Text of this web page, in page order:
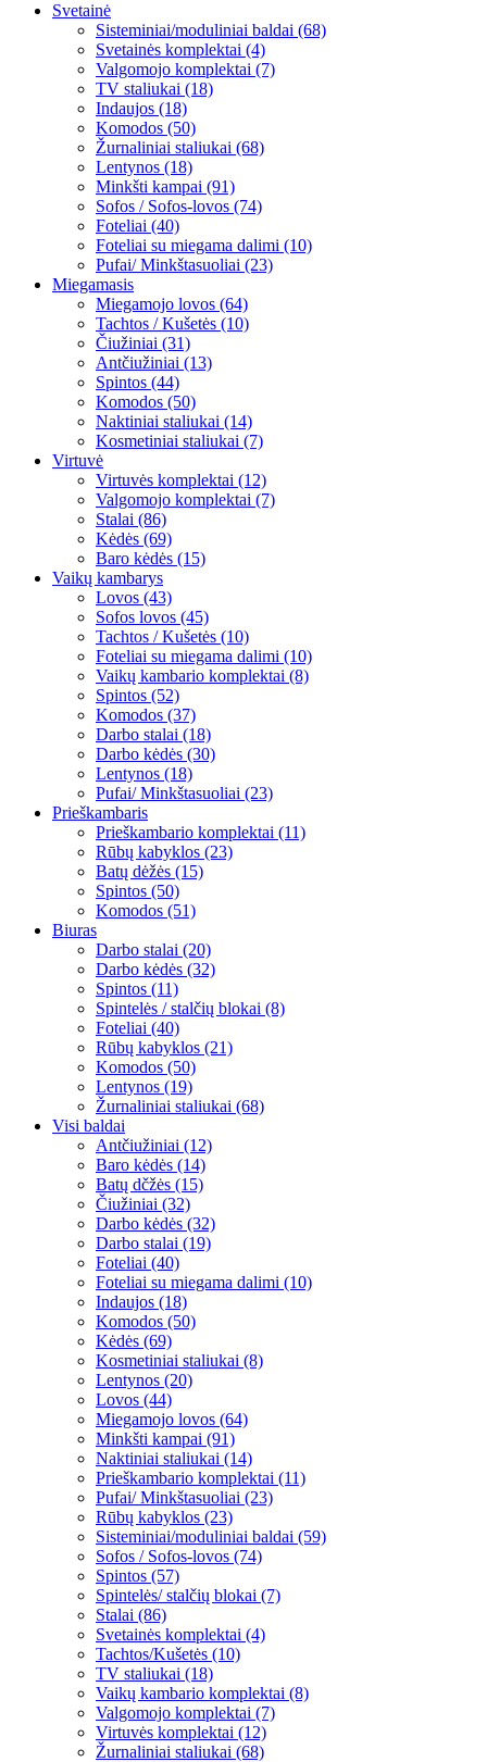
Svetainė
Sisteminiai/moduliniai baldai (68)
Svetainės komplektai (4)
Valgomojo komplektai (7)
TV staliukai (18)
Indaujos (18)
Komodos (50)
Žurnaliniai staliukai (68)
Lentynos (18)
Minkšti kampai (91)
Sofos / Sofos-lovos (74)
Foteliai (40)
Foteliai su miegama dalimi (10)
Pufai/ Minkštasuoliai (23)
Miegamasis
Miegamojo lovos (64)
Tachtos / Kušetės (10)
Čiužiniai (31)
Antčiužiniai (13)
Spintos (44)
Komodos (50)
Naktiniai staliukai (14)
Kosmetiniai staliukai (7)
Virtuvė
Virtuvės komplektai (12)
Valgomojo komplektai (7)
Stalai (86)
Kėdės (69)
Baro kėdės (15)
Vaikų kambarys
Lovos (43)
Sofos lovos (45)
Tachtos / Kušetės (10)
Foteliai su miegama dalimi (10)
Vaikų kambario komplektai (8)
Spintos (52)
Komodos (37)
Darbo stalai (18)
Darbo kėdės (30)
Lentynos (18)
Pufai/ Minkštasuoliai (23)
Prieškambaris
Prieškambario komplektai (11)
Rūbų kabyklos (23)
Batų dėžės (15)
Spintos (50)
Komodos (51)
Biuras
Darbo stalai (20)
Darbo kėdės (32)
Spintos (11)
Spintelės / stalčių blokai (8)
Foteliai (40)
Rūbų kabyklos (21)
Komodos (50)
Lentynos (19)
Žurnaliniai staliukai (68)
Visi baldai
Antčiužiniai (12)
Baro kėdės (14)
Batų dčžės (15)
Čiužiniai (32)
Darbo kėdės (32)
Darbo stalai (19)
Foteliai (40)
Foteliai su miegama dalimi (10)
Indaujos (18)
Komodos (50)
Kėdės (69)
Kosmetiniai staliukai (8)
Lentynos (20)
Lovos (44)
Miegamojo lovos (64)
Minkšti kampai (91)
Naktiniai staliukai (14)
Prieškambario komplektai (11)
Pufai/ Minkštasuoliai (23)
Rūbų kabyklos (23)
Sisteminiai/moduliniai baldai (59)
Sofos / Sofos-lovos (74)
Spintos (57)
Spintelės/ stalčių blokai (7)
Stalai (86)
Svetainės komplektai (4)
Tachtos/Kušetės (10)
TV staliukai (18)
Vaikų kambario komplektai (8)
Valgomojo komplektai (7)
Virtuvės komplektai (12)
Žurnaliniai staliukai (68)